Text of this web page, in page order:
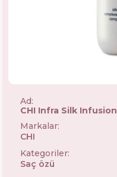
Ad:
CHI Infra Silk Infusion
Markalar:
CHI
Kategoriler:
Saç özü